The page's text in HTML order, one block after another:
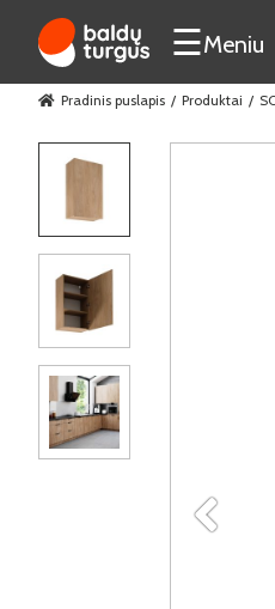
☰Meniu
Pradinis puslapis Produktai